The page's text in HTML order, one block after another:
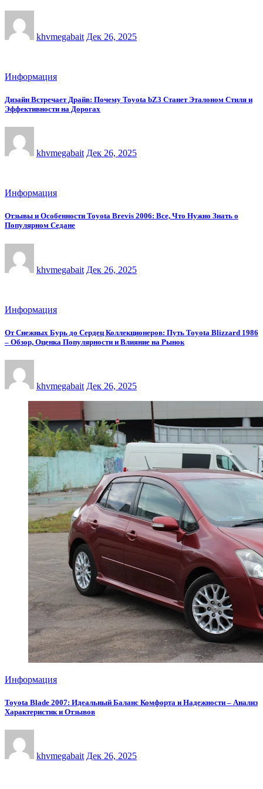
khvmegabait Дек 26, 2025
Информация
Дизайн Встречает Драйв: Почему Toyota bZ3 Станет Эталоном Стиля и
Эффективности на Дорогах
khvmegabait Дек 26, 2025
Информация
Отзывы и Особенности Toyota Brevis 2006: Все, Что Нужно Знать о
Популярном Седане
khvmegabait Дек 26, 2025
Информация
От Снежных Бурь до Сердец Коллекционеров: Путь Toyota Blizzard 1986
– Обзор, Оценка Популярности и Влияние на Рынок
khvmegabait Дек 26, 2025
Информация
Toyota Blade 2007: Идеальный Баланс Комфорта и Надежности – Анализ
Характеристик и Отзывов
khvmegabait Дек 26, 2025